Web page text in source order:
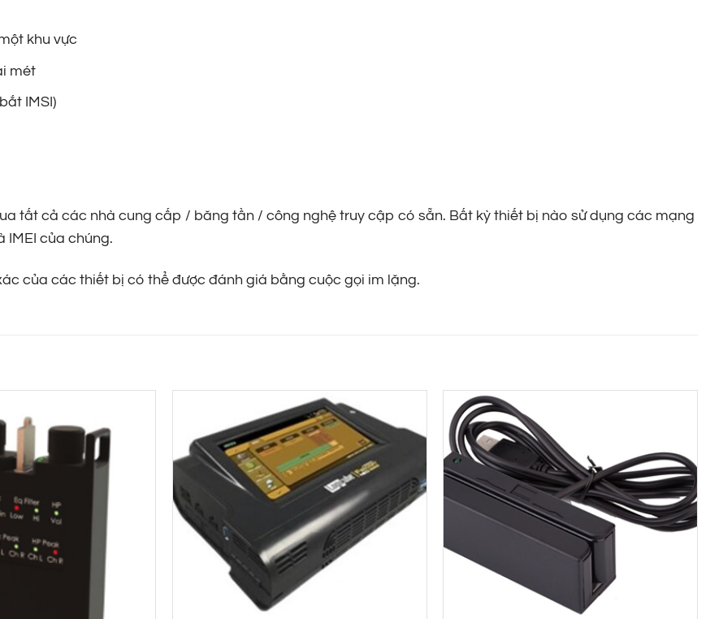
khu vực
mét
IMSI)
tất cả các nhà cung cấp / băng tần / công nghệ truy cập có sẵn. Bất kỳ thiết bị nào sử dụng các mạng
IMEI của chúng.
của các thiết bị có thể được đánh giá bằng cuộc gọi im lặng.